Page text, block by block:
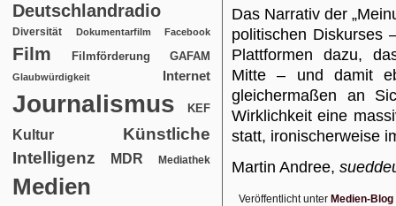
Deutschlandradio
Diversität Dokumentarfilm Facebook
Film Filmförderung GAFAM
Glaubwürdigkeit Internet
Journalismus KEF
Kultur
Künstliche
Intelligenz
MDR Mediathek
Medien
Das Narrativ der
politischen Diskurses
Plattformen dazu,
Mitte – und damit
gleichermaßen an
Wirklichkeit eine
statt, ironischerweise
Martin Andree,
Veröffentlicht unter Medien-Blog